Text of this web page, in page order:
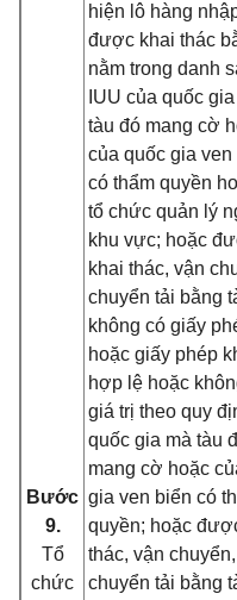
Bước
9.
Tổ
chức
hiện lô hàng
được khai thác
nằm trong danh
IUU của quốc
tàu đó mang cờ
của quốc gia ven
có thẩm quyền
tổ chức quản lý
khu vực; hoặc
khai thác, vận
chuyển tải bằng
không có giấy
hoặc giấy phép
hợp lệ hoặc
giá trị theo quy
quốc gia mà tàu
mang cờ hoặc
gia ven biển có
quyền; hoặc
thác, vận chuyển,
chuyển tải bằng